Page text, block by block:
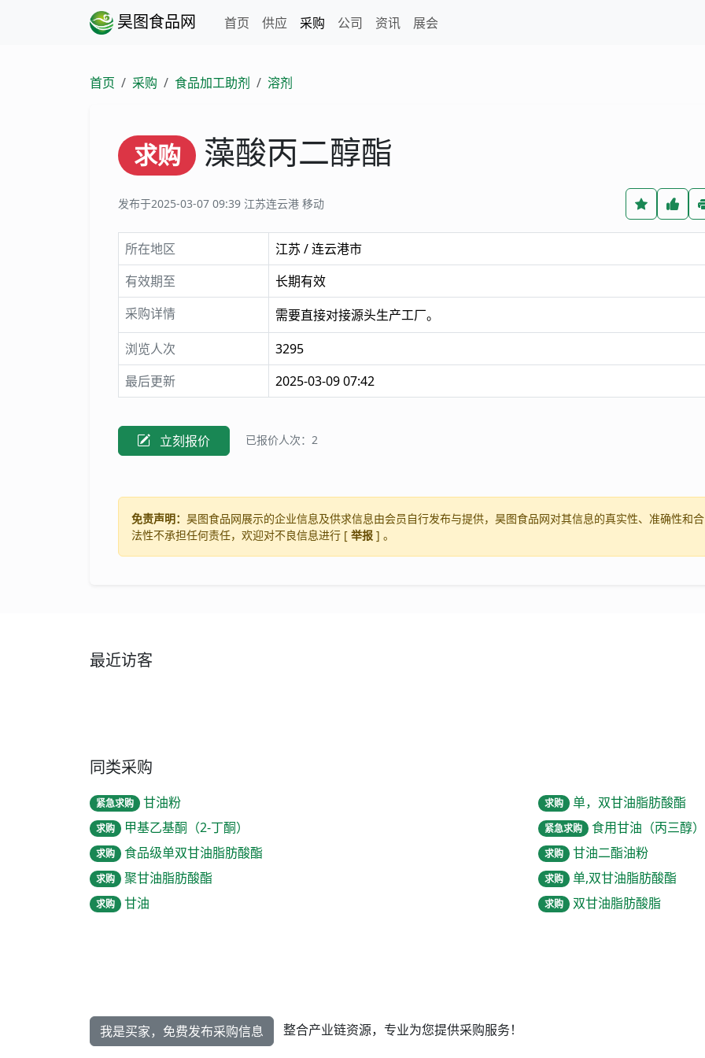
昊图食品网 首页 供应 采购 公司 资讯 展会
首页 采购 食品加工助剂 溶剂
求购 藻酸丙二醇酯
发布于2025-03-07 09:39 江苏连云港 移动
所在地区
江苏 / 连云港市
有效期至
长期有效
采购详情
需要直接对接源头生产工厂。
浏览人次
3295
最后更新
2025-03-09 07:42
立刻报价 已报价人次：2
免责声明： 昊图食品网展示的企业信息及供求信息由会员自行发布与提供，昊图食品网对其信息的真实性、准确性和合
法性不承担任何责任，欢迎对不良信息进行 [ 举报 ] 。
最近访客
同类采购
紧急求购 甘油粉 求购 单，双甘油脂肪酸酯
求购 甲基乙基酮（2-丁酮） 紧急求购 食用甘油（丙三醇）
求购 食品级单双甘油脂肪酸酯 求购 甘油二酯油粉
求购 聚甘油脂肪酸酯 求购 单,双甘油脂肪酸酯
求购 甘油 求购 双甘油脂肪酸脂
我是买家，免费发布采购信息 整合产业链资源，专业为您提供采购服务！